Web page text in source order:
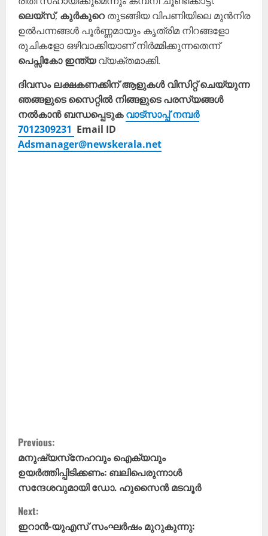
ലെയ്സ്, കുർകുറെതുടങ്ങിയ വിപണിയിലെ മുൻനിര
ഉൽപന്നങ്ങൾ പൂർണ്ണമായും കൃത്രിമ നിറങ്ങളോ
രുചികളോ ഒഴിവാക്കിയാണ് നിർമ്മിക്കുന്നതെന്ന്
പെപ്സികോ ഇന്ത്യവ്യക്തമാക്കി.
ദിവസം ലക്ഷകണക്കിന് ആളുകൾ വിസിറ്റ് ചെയ്യുന്ന
ഞങ്ങളുടെ സൈറ്റിൽ നിങ്ങളുടെ പരസ്യങ്ങൾ
നൽകാൻ ബന്ധപ്പെടുകവാട്സാപ്പ് നമ്പർ
7012309231 Email ID
Adsmanager@newskerala.net
C
o
n
t
Previous:
മനുഷ്യസ്‌നേഹവും ഐക്യവും
ഉയർത്തിപ്പിടിക്കണം: ബലിപെരുന്നാൾ
സന്ദേശവുമായി ഡോ. ഹുസൈൻ മടവൂർ
Next:
ഇറാൻ-യുഎസ് സംഘർഷം മുറുകുന്നു: